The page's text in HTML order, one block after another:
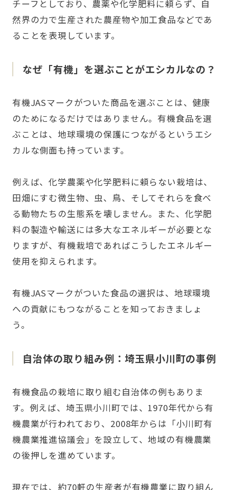
チーフとしており、農薬や化学肥料に頼らず、自
然界の力で生産された農産物や加工食品などであ
ることを表現しています。
なぜ「有機」を選ぶことがエシカルなの？
有機JASマークがついた商品を選ぶことは、健康
のためになるだけではありません。有機食品を選
ぶことは、地球環境の保護につながるというエシ
カルな側面も持っています。
例えば、化学農薬や化学肥料に頼らない栽培は、
田畑にすむ微生物、虫、鳥、そしてそれらを食べ
る動物たちの生態系を壊しません。また、化学肥
料の製造や輸送には多大なエネルギーが必要とな
りますが、有機栽培であればこうしたエネルギー
使用を抑えられます。
有機JASマークがついた食品の選択は、地球環境
への貢献にもつながることを知っておきましょ
う。
自治体の取り組み例：埼玉県小川町の事例
有機食品の栽培に取り組む自治体の例もありま
す。例えば、埼玉県小川町では、1970年代から有
機農業が行われており、2008年からは「小川町有
機農業推進協議会」を設立して、地域の有機農業
の後押しを進めています。
現在では、約70軒の生産者が有機農業に取り組ん